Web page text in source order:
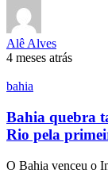
Alê Alves
4 meses atrás
bahia
Bahia quebra
Rio pela
O Bahia venceu o